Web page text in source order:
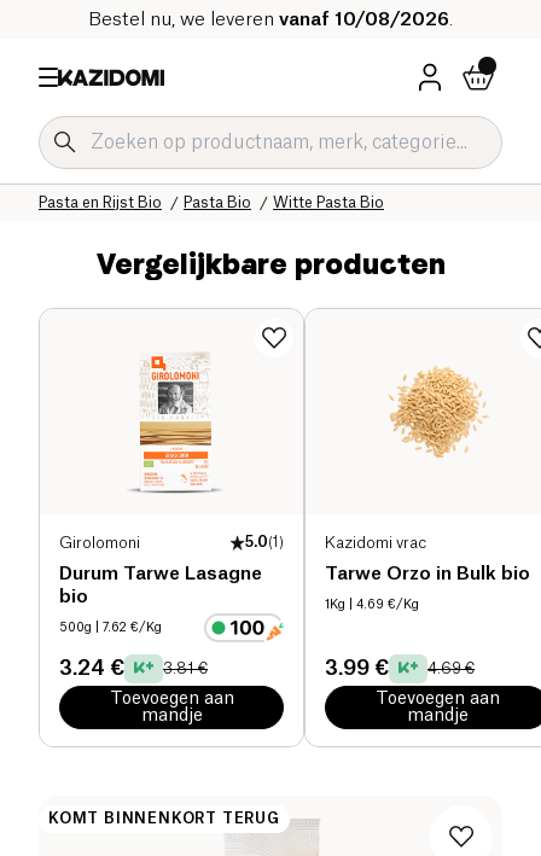
Bestel nu, we leveren vanaf 10/08/2026
Witte Pasta Bio
Pasta Bio
Pasta en Rijst Bio
Zoute Kruidenierswaren Bio
Home
Vergelijkbare producten
Girolomoni 5.0(1 )
Durum Tarwe Lasagne
bio
500g | 7.62 €/Kg
3.24 € 3.81 €
Toevoegen aan
mandje
Kazidomi vrac
Tarwe Orzo in Bulk bio
1Kg | 4.69 €/Kg
3.99 € 4.69 €
Toevoegen aan
mandje
KOMT BINNENKORT TERUG